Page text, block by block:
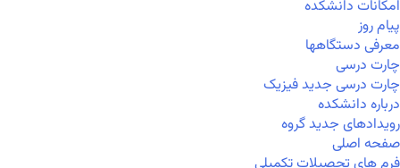
امکانات دانشکده
پیام روز
معرفی دستگاهها
چارت درسی
چارت درسی جدید فیزیک
درباره دانشکده
رویدادهای جدید گروه
صفحه اصلی